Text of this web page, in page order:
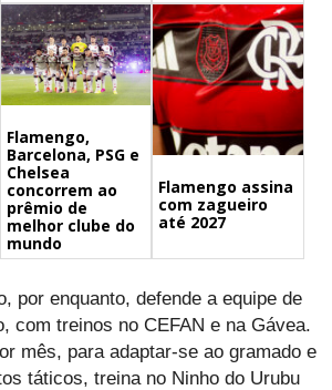
Flamengo,
Barcelona, PSG e
Chelsea
concorrem ao
prêmio de
melhor clube do
mundo
Flamengo assina
com zagueiro
até 2027
por enquanto, defende a equipe de
com treinos no CEFAN e na Gávea.
mês, para adaptar-se ao gramado e
táticos, treina no Ninho do Urubu